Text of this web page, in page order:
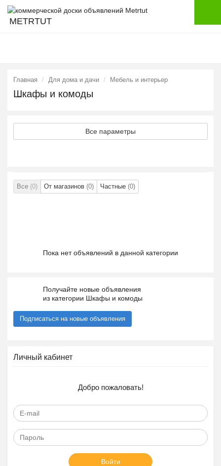
METRTUT
Главная Для дома и дачи Мебель и интерьер
Шкафы и комоды
Все параметры
Все (0) От магазинов (0) Частные (0)
Пока нет объявлений в данной категории
Получайте новые объявления
из категории Шкафы и комоды
Подписаться на новые объявления
Личный кабинет
Добро пожаловать!
Войти